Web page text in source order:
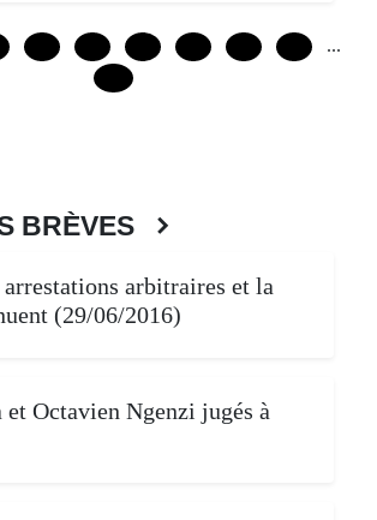
...
BRÈVES
arbitraires et la
(29/06/2016)
Octavien Ngenzi jugés à